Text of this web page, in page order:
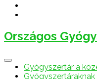
Országos
Gyógyszertár a
Gyógyszertáraknak